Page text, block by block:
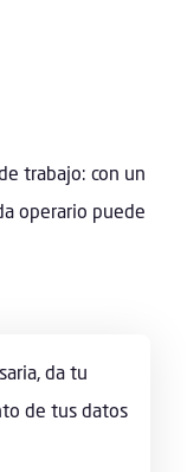
trabajo: con un
operario puede
da tu
de tus datos